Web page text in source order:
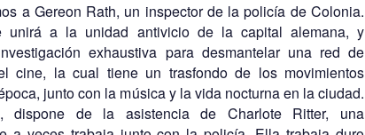
a Gereon Rath, un inspector de la policía de Colonia.
unirá a la unidad antivicio de la capital alemana, y
exhaustiva para desmantelar una red de
cine, la cual tiene un trasfondo de los movimientos
junto con la música y la vida nocturna en la ciudad.
dispone de la asistencia de Charlote Ritter, una